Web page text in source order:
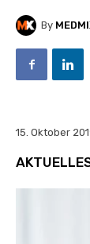
By
15. Oktober